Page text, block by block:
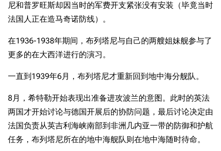
尼和普罗旺斯却因当时的军费开支紧张没有安装（毕竟当时
法国人正在造马奇诺防线）。
在1936-1938年期间，布列塔尼与自己的两艘姐妹舰参与了
更多的在大西洋进行的演习。
一直到1939年6月，布列塔尼才重新回到地中海分舰队。
8月，希特勒开始表现出准备进攻波兰的意图。此时的英法
两国才开始讨论与德国开展后的协防问题，最后讨论决定由
法国负责从英吉利海峡南部到非洲几内亚一带的防御和护航
任务，布列塔尼所在的地中海舰队则在地中海随时待命。